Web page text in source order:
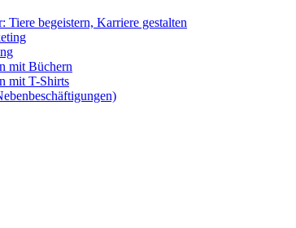
Tiere begeistern, Karriere gestalten
mit Büchern
mit T-Shirts